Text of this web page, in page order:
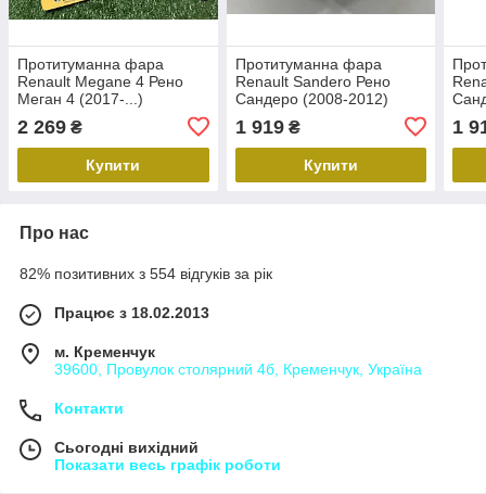
Протитуманна фара
Renault Megane 4 Рено
Меган 4 (2017-...)
2 269 ₴
Купити
Протитуманна фара
Renault Sandero Рено
Сандеро (2008-2012)
1 919₴
Купити
1
Про нас
82% позитивних з 554 відгуків за рік
Працює з 18.02.2013
м. Кременчук
39600, Провулок столярний 4б, Кременчук, Україна
Контакти
Сьогодні вихідний
Показати весь графік роботи